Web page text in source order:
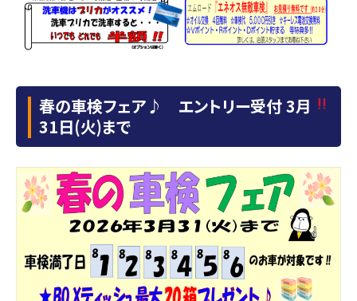
春の車検フェア♪ エントリー受付 3月
31日(火)まで